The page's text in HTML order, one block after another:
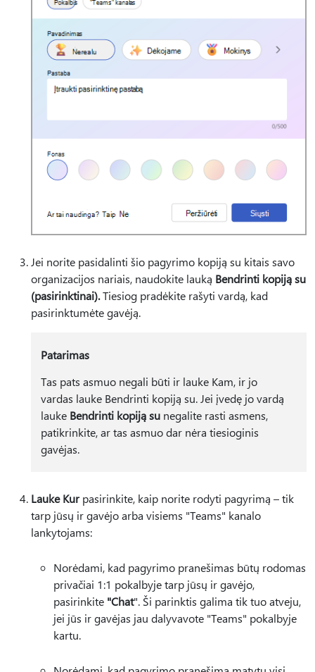
Jei norite pasidalinti šio pagyrimo kopiją su kitais savo
organizacijos nariais, naudokite lauką Bendrinti kopiją su
(pasirinktinai).Tiesiog pradėkite rašyti vardą, kad
pasirinktumėte gavėją.
Patarimas
Tas pats asmuo negali būti ir lauke Kam, ir jo
vardas lauke Bendrinti kopiją su. Jei įvedę jo vardą
lauke Bendrinti kopiją sunegalite rasti asmens,
patikrinkite, ar tas asmuo dar nėra tiesioginis
gavėjas.
Lauke Kurpasirinkite, kaip norite rodyti pagyrimą – tik
tarp jūsų ir gavėjo arba visiems "Teams" kanalo
lankytojams:
Norėdami, kad pagyrimo pranešimas būtų rodomas
privačiai 1:1 pokalbyje tarp jūsų ir gavėjo,
pasirinkite "Chat". Ši parinktis galima tik tuo atveju,
jei jūs ir gavėjas jau dalyvavote "Teams" pokalbyje
kartu.